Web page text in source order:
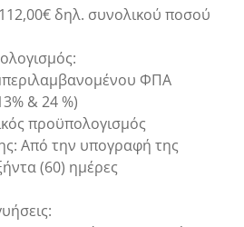
δηλ. συνολικού ποσού
ΦΠΑ
& 24 %)
προϋπολογισμός
Από την υπογραφή της
(60) ημέρες